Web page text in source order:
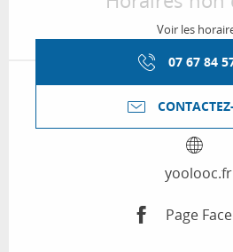
Voir les
07 67 84
yoolooc.fr
Page